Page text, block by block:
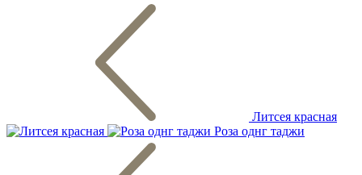
Литсея красная
Роза однг таджи